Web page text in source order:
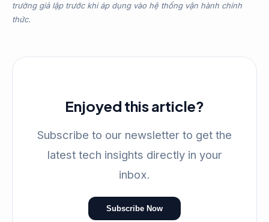
trường giả lập trước khi áp dụng vào hệ thống vận hành chính
thức.
Enjoyed this article?
Subscribe to our newsletter to get the
latest tech insights directly in your
inbox.
Subscribe Now